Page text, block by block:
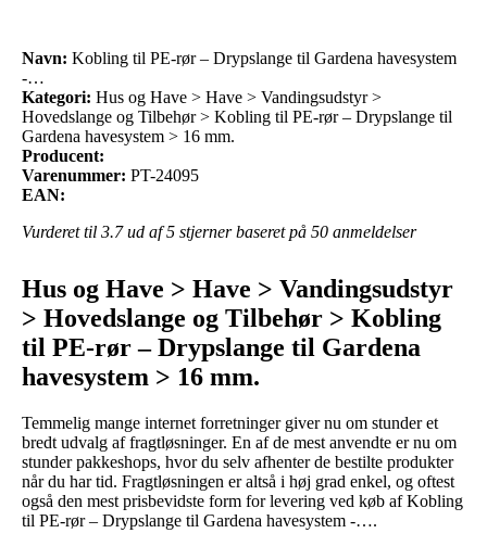
Navn: Kobling til PE-rør – Drypslange til Gardena havesystem
-…
Kategori: Hus og Have > Have > Vandingsudstyr >
Hovedslange og Tilbehør > Kobling til PE-rør – Drypslange til
Gardena havesystem > 16 mm.
Producent:
Varenummer: PT-24095
EAN:
Vurderet til 3.7ud af 5 stjerner baseret på 50 anmeldelser
Hus og Have > Have > Vandingsudstyr
> Hovedslange og Tilbehør > Kobling
til PE-rør – Drypslange til Gardena
havesystem > 16 mm.
Temmelig mange internet forretninger giver nu om stunder et
bredt udvalg af fragtløsninger. En af de mest anvendte er nu om
stunder pakkeshops, hvor du selv afhenter de bestilte produkter
når du har tid. Fragtløsningen er altså i høj grad enkel, og oftest
også den mest prisbevidste form for levering ved køb af Kobling
til PE-rør – Drypslange til Gardena havesystem -….